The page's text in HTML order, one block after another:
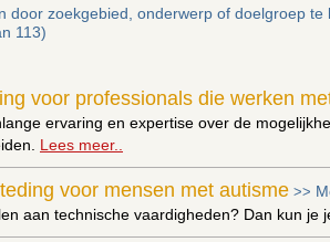
door zoekgebied, onderwerp of doelgroep te
113)
voor professionals die werken
ervaring en expertise over de
Lees meer..
voor mensen met autisme >>
aan technische vaardigheden? Dan kun je